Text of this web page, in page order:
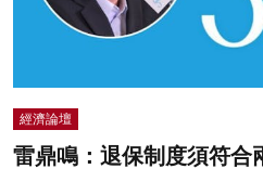
經濟論壇
雷鼎鳴：退保制度須符合